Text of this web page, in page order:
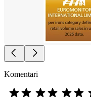
Komentari